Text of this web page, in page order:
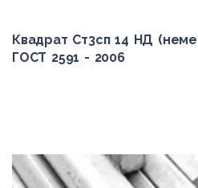
Квадрат Ст3сп 14 НД
ГОСТ 2591 - 2006